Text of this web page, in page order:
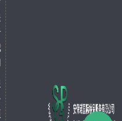
检测市场化是可以预期
是否跟原样上一致，是
合客人的要求。检查款
方法按照从上到下、从
右、从前面到后面、从
到里面的顺序，以防止
部位的遗漏。